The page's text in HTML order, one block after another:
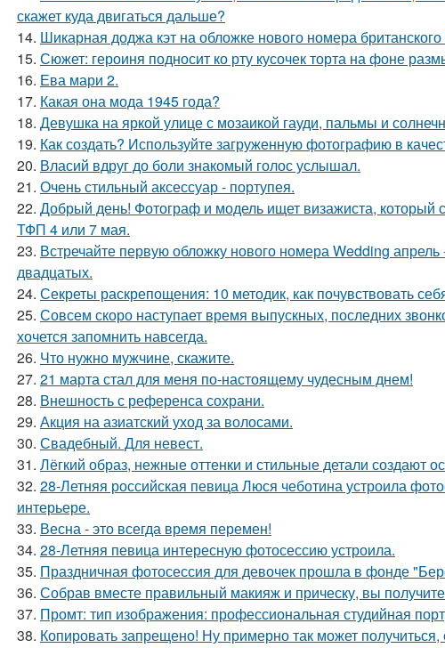
скажет куда двигаться дальше?
14. Шикарная доджа кэт на обложке нового номера
15. Сюжет: героиня подносит ко рту кусочек торта на фоне
16. Ева мари 2.
17. Какая она мода 1945 года?
18. Девушка на яркой улице с мозаикой гауди, пальмы и
19. Как создать? Используйте загруженную фотографию в
20. Власий вдруг до боли знакомый голос услышал.
21. Очень стильный аксессуар - портупея.
22. Добрый день! Фотограф и модель ищет визажиста,
ТФП 4 или 7 мая.
23. Встречайте первую обложку нового номера Wedding
двадцатых.
24. Секреты раскрепощения: 10 методик, как почувствовать
25. Совсем скоро наступает время выпускных, последних
хочется запомнить навсегда.
26. Что нужно мужчине, скажите.
27. 21 марта стал для меня по-настоящему чудесным днем!
28. Внешность с референса сохрани.
29. Акция на азиатский уход за волосами.
30. Свадебный. Для невест.
31. Лёгкий образ, нежные оттенки и стильные детали создают
32. 28-Летняя российская певица Люся чеботина устроила
интерьере.
33. Весна - это всегда время перемен!
34. 28-Летняя певица интересную фотосессию устроила.
35. Праздничная фотосессия для девочек прошла в фонде
36. Собрав вместе правильный макияж и прическу, вы
37. Промт: тип изображения: профессиональная студийная
38. Копировать запрещено! Ну примерно так может